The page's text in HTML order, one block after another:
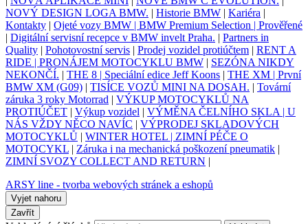
NOVÝ DESIGN LOGA BMW. | Historie BMW | Kariéra |
Kontakty | Ojeté vozy BMW | BMW Premium Selection | Prověřené
| Digitální servisní recepce v BMW invelt Praha. | Partners in
Quality | Pohotovostní servis | Prodej vozidel protiúčtem | RENT A
RIDE | PRONÁJEM MOTOCYKLU BMW | SEZÓNA NIKDY
NEKONČÍ. | THE 8 | Speciální edice Jeff Koons | THE XM | První
BMW XM (G09) | TISÍCE VOZŮ MINI NA DOSAH. | Tovární
záruka 3 roky Motorrad | VÝKUP MOTOCYKLŮ NA
PROTIÚČET | Výkup vozidel | VÝMĚNA ČELNÍHO SKLA | U
NÁS VŽDY NĚCO NAVÍC | VÝPRODEJ SKLADOVÝCH
MOTOCYKLŮ | WINTER HOTEL | ZIMNÍ PÉČE O
MOTOCYKL | Záruka i na mechanická poškození pneumatik |
ZIMNÍ SVOZY COLLECT AND RETURN |
ARSY line - tvorba webových stránek a eshopů
Vyjet nahoru
Zavřít